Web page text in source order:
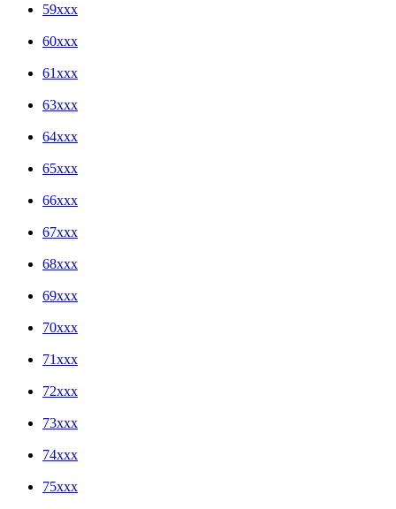
59xxx
60xxx
61xxx
63xxx
64xxx
65xxx
66xxx
67xxx
68xxx
69xxx
70xxx
71xxx
72xxx
73xxx
74xxx
75xxx